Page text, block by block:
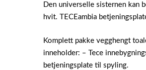
Den universelle sisternen kan
hvit. TECEambia
Komplett pakke vegghengt
inneholder: – Tece
betjeningsplate til spyling.